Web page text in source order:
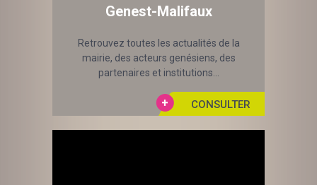
Genest-Malifaux
Retrouvez toutes les actualités de la
mairie, des acteurs genésiens, des
partenaires et institutions...